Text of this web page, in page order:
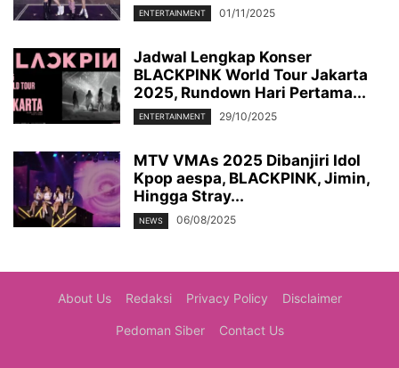
ENTERTAINMENT 01/11/2025
Jadwal Lengkap Konser
BLACKPINK World Tour Jakarta
2025, Rundown Hari Pertama...
ENTERTAINMENT 29/10/2025
MTV VMAs 2025 Dibanjiri Idol
Kpop aespa, BLACKPINK, Jimin,
Hingga Stray...
NEWS 06/08/2025
About Us Redaksi Privacy Policy Disclaimer
Pedoman Siber Contact Us